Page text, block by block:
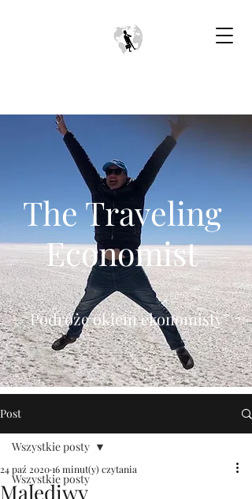
The Traveling
Economist
Podróże okiem ekonomisty
Post
Wszystkie posty
Wszystkie posty
Malediwy
24 paź 202016 minut(y) czytania